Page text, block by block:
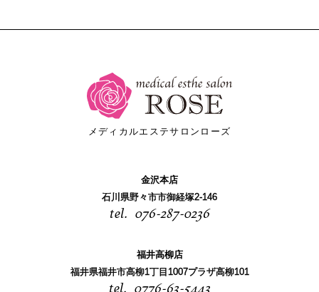
メディカルエステサロンローズ
金沢本店
石川県野々市市御経塚2-146
076-287-0236
福井高柳店
福井県福井市高柳1丁目1007プラザ高柳101